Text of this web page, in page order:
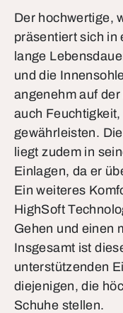
Der hochwertige,
präsentiert sich in
lange
und die
angenehm auf
auch
gewährleisten.
liegt zudem in
Einlagen, da er
Ein weiteres
HighSoft
Gehen und einen
Insgesamt ist
unterstützenden
diejenigen, die
Schuhe stellen.